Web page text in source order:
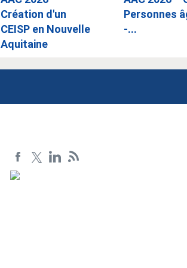
Création d'un
CEISP en Nouvelle
Aquitaine
Personnes
-...